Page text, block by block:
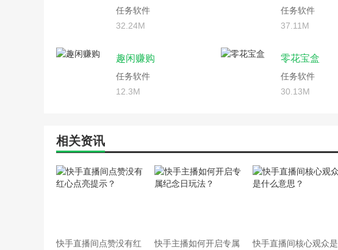
任务软件
32.24M
任务软件
37.11M
趣闲赚购
任务软件
12.3M
零花宝盒
任务软件
30.13M
相关资讯
快手直播间点赞没有红
快手主播如何开启专属
快手直播间核心观众是